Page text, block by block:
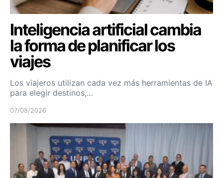
Inteligencia artificial cambia
la forma de planificar los
viajes
Los viajeros utilizan cada vez más herramientas de IA
para elegir destinos,…
07/08/2026